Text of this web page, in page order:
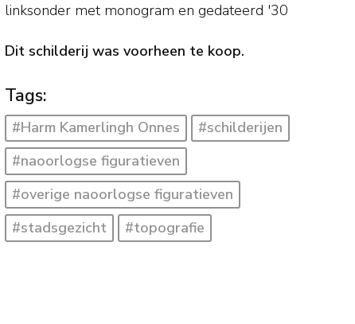
linksonder met monogram en gedateerd '30
Dit schilderij was voorheen te koop.
Tags:
#Harm Kamerlingh Onnes
#schilderijen
#naoorlogse figuratieven
#overige naoorlogse figuratieven
#stadsgezicht
#topografie